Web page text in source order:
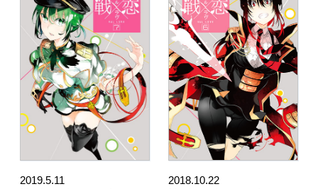
2019.5.11
2018.10.22